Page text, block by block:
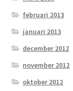
februari 2013
januari 2013
december 2012
november 2012
oktober 2012